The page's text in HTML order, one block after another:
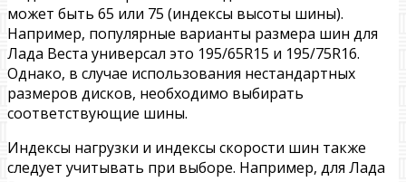
может быть 65 или 75 (индексы высоты шины).
Например, популярные варианты размера шин для
Лада Веста универсал это 195/65R15 и 195/75R16.
Однако, в случае использования нестандартных
размеров дисков, необходимо выбирать
соответствующие шины.
Индексы нагрузки и индексы скорости шин также
следует учитывать при выборе. Например, для Лада